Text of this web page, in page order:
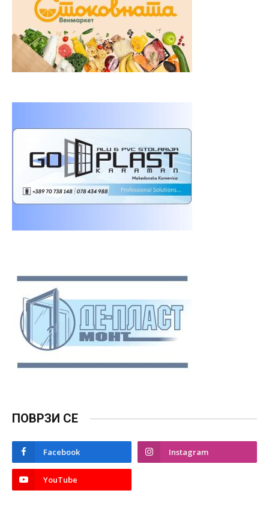
ПОВРЗИ СЕ
Facebook Instagram
YouTube